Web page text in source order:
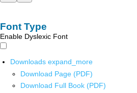
Font Type
Enable Dyslexic Font
Downloads expand_more
Download Page (PDF)
Download Full Book (PDF)